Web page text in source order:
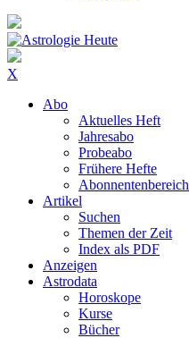
X
Abo
Aktuelles Heft
Jahresabo
Probeabo
Frühere Hefte
Abonnentenbereich
Artikel
Suchen
Themen der Zeit
Index als PDF
Anzeigen
Astrodata
Horoskope
Kurse
Bücher